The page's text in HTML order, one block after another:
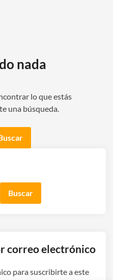
nada
lo que estás
una búsqueda.
correo electrónico
para suscribirte a este